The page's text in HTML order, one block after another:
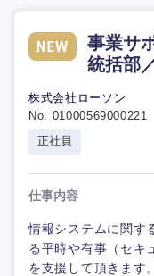
事業サ
統括部
株式会社ローソン
No. 01000569000221
正社員
仕事内容
情報システムに関す
る平時や有事（セキ
を支援して頂きます